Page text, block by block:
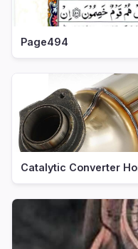
Page494
Catalytic Converter